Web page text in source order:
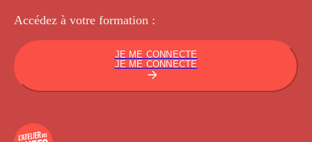
Accédez à votre formation :
JE ME CONNECTE
JE ME CONNECTE